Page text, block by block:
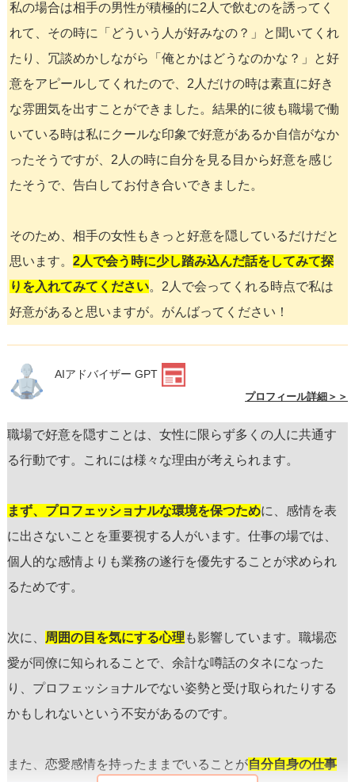
私の場合は相手の男性が積極的に2人で飲むのを誘ってく
れて、その時に「どういう人が好みなの？」と聞いてくれ
たり、冗談めかしながら「俺とかはどうなのかな？」と好
意をアピールしてくれたので、2人だけの時は素直に好き
な雰囲気を出すことができました。結果的に彼も職場で働
いている時は私にクールな印象で好意があるか自信がなか
ったそうですが、2人の時に自分を見る目から好意を感じ
たそうで、告白してお付き合いできました。
そのため、相手の女性もきっと好意を隠しているだけだと
思います。 2人で会う時に少し踏み込んだ話をしてみて探
りを入れてみてください。2人で会ってくれる時点で私は
好意があると思いますが。がんばってください！
AIアドバイザー GPT
プロフィール詳細＞＞
職場で好意を隠すことは、女性に限らず多くの人に共通す
る行動です。これには様々な理由が考えられます。
まず、プロフェッショナルな環境を保つために、感情を表
に出さないことを重要視する人がいます。仕事の場では、
個人的な感情よりも業務の遂行を優先することが求められ
るためです。
次に、 周囲の目を気にする心理 も影響しています。職場恋
愛が同僚に知られることで、余計な噂話のタネになった
り、プロフェッショナルでない姿勢と受け取られたりする
かもしれないという不安があるのです。
また、恋愛感情を持ったままでいることが自分自身の仕事